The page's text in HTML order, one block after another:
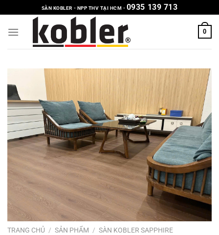
đến
nội
SÀN KOBLER - NPP THV TẠI HCM - 0935 139 713
0
TRANG CHỦ / SẢN PHẨM / SÀN KOBLER SAPPHIRE